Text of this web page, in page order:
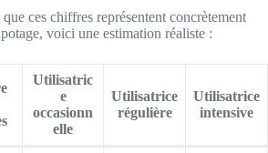
ces chiffres représentent concrètement
voici une estimation réaliste :
Utilisatric
e
occasionn
elle
Utilisatrice
régulière
Utilisatrice
intensive